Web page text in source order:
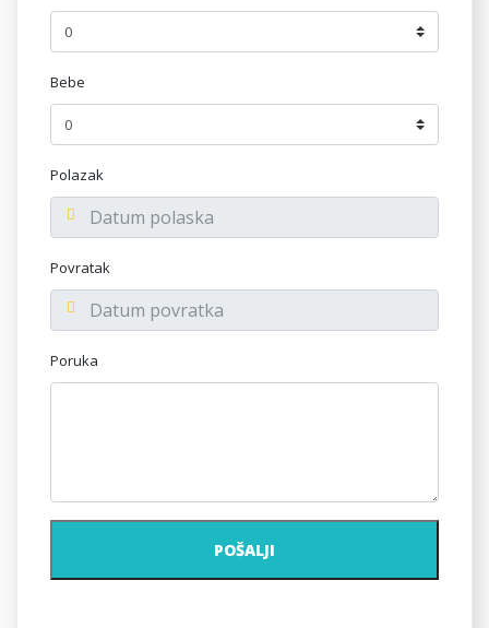
Bebe
Polazak
Povratak
Poruka
POŠALJI